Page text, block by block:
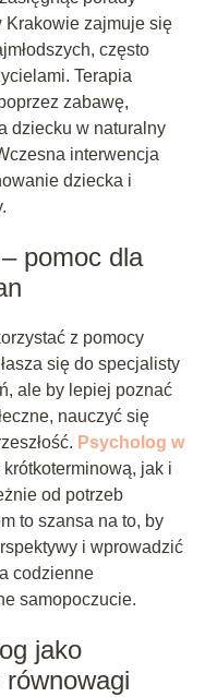
Krakowie zajmuje się
często
Terapia
zabawę,
dziecku w naturalny
interwencja
dziecka i
pomoc dla
z pomocy
się do specjalisty
ale by lepiej poznać
nauczyć się
Psycholog w
jak i
od potrzeb
to szansa na to, by
i wprowadzić
codzienne
samopoczucie.
jako